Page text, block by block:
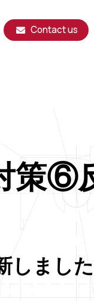
Contact us
策⑥
ました